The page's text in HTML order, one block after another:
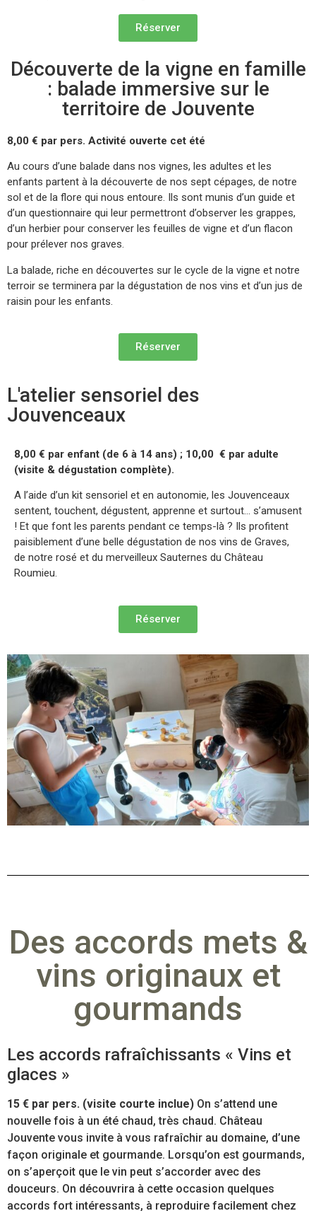
Réserver
Découverte de la vigne en famille
: balade immersive sur le
territoire de Jouvente
8,00 € par pers. Activité ouverte cet été
Au cours d’une balade dans nos vignes, les adultes et les
enfants partent à la découverte de nos sept cépages, de notre
sol et de la flore qui nous entoure. Ils sont munis d’un guide et
d’un questionnaire qui leur permettront d’observer les grappes,
d’un herbier pour conserver les feuilles de vigne et d’un flacon
pour prélever nos graves.
La balade, riche en découvertes sur le cycle de la vigne et notre
terroir se terminera par la dégustation de nos vins et d’un jus de
raisin pour les enfants.
Réserver
L'atelier sensoriel des
Jouvenceaux
8,00 € par enfant (de 6 à 14 ans) ; 10,00 € par adulte
(visite & dégustation complète).
A l’aide d’un kit sensoriel et en autonomie, les Jouvenceaux
sentent, touchent, dégustent, apprenne et surtout… s’amusent
! Et que font les parents pendant ce temps-là ? Ils profitent
paisiblement d’une belle dégustation de nos vins de Graves,
de notre rosé et du merveilleux Sauternes du Château
Roumieu.
Réserver
Des accords mets &
vins originaux et
gourmands
Les accords rafraîchissants « Vins et
glaces »
15 € par pers. (visite courte inclue) On s’attend une
nouvelle fois à un été chaud, très chaud. Château
Jouvente vous invite à vous rafraîchir au domaine, d’une
façon originale et gourmande. Lorsqu’on est gourmands,
on s’aperçoit que le vin peut s’accorder avec des
douceurs. On découvrira à cette occasion quelques
accords fort intéressants, à reproduire facilement chez